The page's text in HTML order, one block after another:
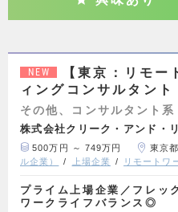
NEW
【東京：リモー
ィングコンサルタント
その他、コンサルタント系
株式会社クリーク・アンド・
500万円 ～ 749万円 東京都
ル企業）
上場企業 リモートワ
プライム上場企業／フレッ
ワークライフバランス◎